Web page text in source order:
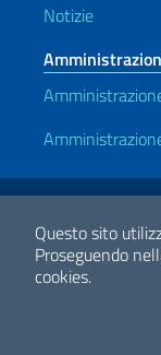
Questo sito
Proseguendo
cookies.
Notizie
Link Utili